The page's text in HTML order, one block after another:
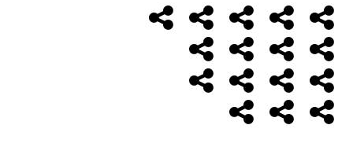
MenùHome
Page
Alimentazione
AmbienteBambini
Cancro ControlloEconomia
FarmaciMassoneriaNWO
Salute Storia